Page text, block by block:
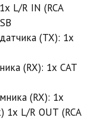
L/R IN (RCA
(TX): 1x
(RX): 1x CAT
(RX): 1x
1x L/R OUT (RCA